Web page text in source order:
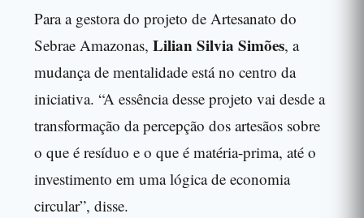
Para a gestora do projeto de Artesanato do
Sebrae Amazonas, Lilian Silvia Simões, a
mudança de mentalidade está no centro da
iniciativa. “A essência desse projeto vai desde a
transformação da percepção dos artesãos sobre
o que é resíduo e o que é matéria-prima, até o
investimento em uma lógica de economia
circular”, disse.